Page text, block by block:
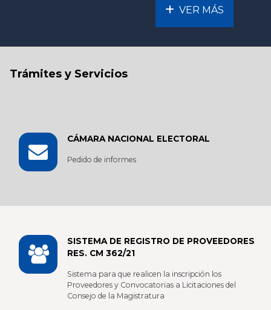
VER MÁS
Trámites y Servicios
CÁMARA NACIONAL ELECTORAL
Pedido de informes
SISTEMA DE REGISTRO DE PROVEEDORES
RES. CM 362/21
Sistema para que realicen la inscripción los
Proveedores y Convocatorias a Licitaciones del
Consejo de la Magistratura